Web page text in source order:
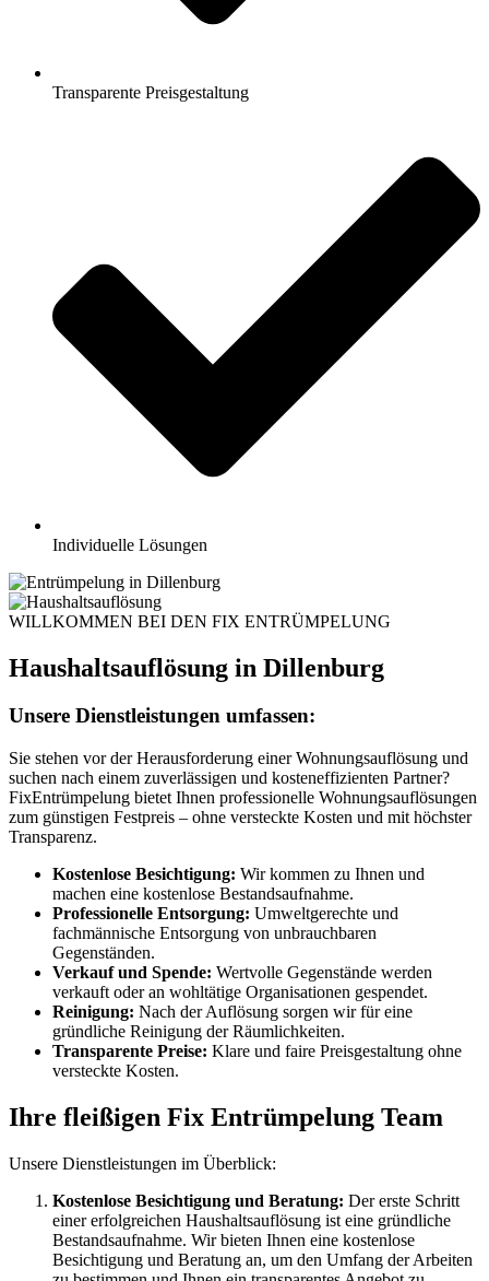
Transparente Preisgestaltung
Individuelle Lösungen
WILLKOMMEN BEI DEN FIX ENTRÜMPELUNG
Haushaltsauflösung in Dillenburg
Unsere Dienstleistungen umfassen:
Sie stehen vor der Herausforderung einer Wohnungsauflösung und
suchen nach einem zuverlässigen und kosteneffizienten Partner?
FixEntrümpelung bietet Ihnen professionelle Wohnungsauflösungen
zum günstigen Festpreis – ohne versteckte Kosten und mit höchster
Transparenz.
Kostenlose Besichtigung: Wir kommen zu Ihnen und
machen eine kostenlose Bestandsaufnahme.
Professionelle Entsorgung: Umweltgerechte und
fachmännische Entsorgung von unbrauchbaren
Gegenständen.
Verkauf und Spende: Wertvolle Gegenstände werden
verkauft oder an wohltätige Organisationen gespendet.
Reinigung: Nach der Auflösung sorgen wir für eine
gründliche Reinigung der Räumlichkeiten.
Transparente Preise: Klare und faire Preisgestaltung ohne
versteckte Kosten.
Ihre fleißigen Fix Entrümpelung Team
Unsere Dienstleistungen im Überblick:
Kostenlose Besichtigung und Beratung: Der erste Schritt
einer erfolgreichen Haushaltsauflösung ist eine gründliche
Bestandsaufnahme. Wir bieten Ihnen eine kostenlose
Besichtigung und Beratung an, um den Umfang der Arbeiten